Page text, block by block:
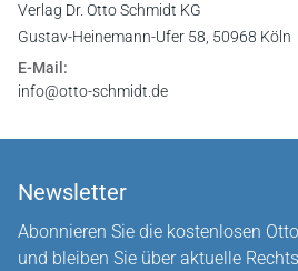
Verlag Dr. Otto Schmidt KG
Gustav-Heinemann-Ufer 58, 50968 Köln
E-Mail:
info@otto-schmidt.de
Newsletter
Abonnieren Sie die kostenlosen
und bleiben Sie über aktuelle